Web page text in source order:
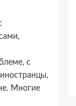
с
Многие